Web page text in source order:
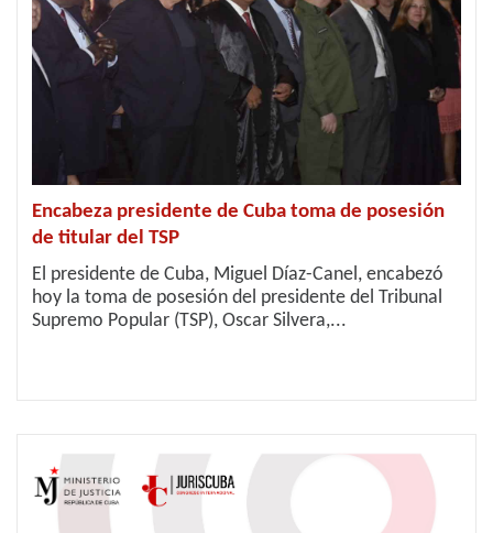
Encabeza presidente de Cuba toma de posesión
de titular del TSP
El presidente de Cuba, Miguel Díaz-Canel, encabezó
hoy la toma de posesión del presidente del Tribunal
Supremo Popular (TSP), Oscar Silvera,...